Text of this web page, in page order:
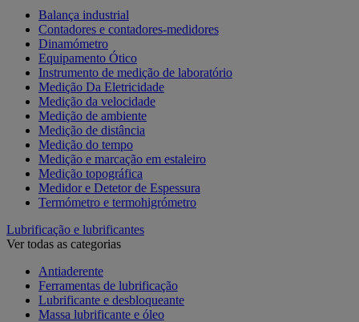
Balança industrial
Contadores e contadores-medidores
Dinamómetro
Equipamento Ótico
Instrumento de medição de laboratório
Medição Da Eletricidade
Medição da velocidade
Medição de ambiente
Medição de distância
Medição do tempo
Medição e marcação em estaleiro
Medição topográfica
Medidor e Detetor de Espessura
Termómetro e termohigrómetro
Lubrificação e lubrificantes
Ver todas as categorias
Antiaderente
Ferramentas de lubrificação
Lubrificante e desbloqueante
Massa lubrificante e óleo